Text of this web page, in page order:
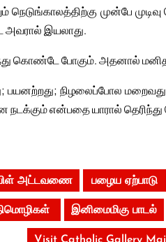
முன்பே முடிவு
அவரால் இயலாது.
கொண்டே போகும். அதனால்
பயனற்றது; நிழலைப்போல
நடக்கும் என்பதை யாரால்
அட்டவணை பழைய ஏற்பாடு
இனிமைமிகு பாடல்